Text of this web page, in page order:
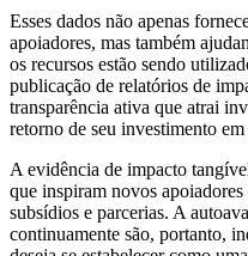
Esses dados não apenas
apoiadores, mas também
os recursos estão sendo
publicação de relatórios de
transparência ativa que atrai
retorno de seu investimento
A evidência de impacto
que inspiram novos
subsídios e parcerias. A
continuamente são, portanto,